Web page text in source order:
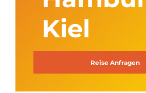
Kiel
Reise Anfragen